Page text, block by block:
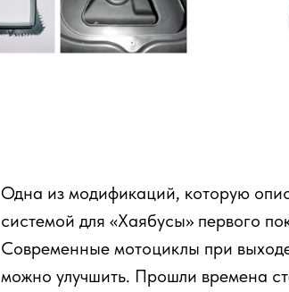
Одна из модификаций, которую
системой для «Хаябусы» первого
Современные мотоциклы при
можно улучшить. Прошли времена